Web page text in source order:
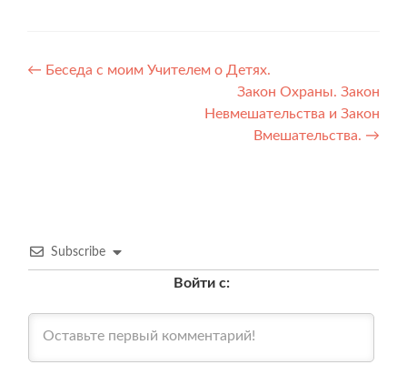
Навигация
← Беседа с моим Учителем о Детях.
Закон Охраны. Закон
Невмешательства и Закон
Вмешательства. →
Subscribe
Войти с: